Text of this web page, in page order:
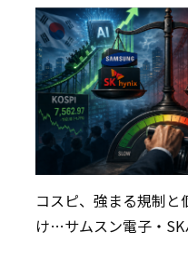
コスピ、強まる規制と
け…サムスン電子・